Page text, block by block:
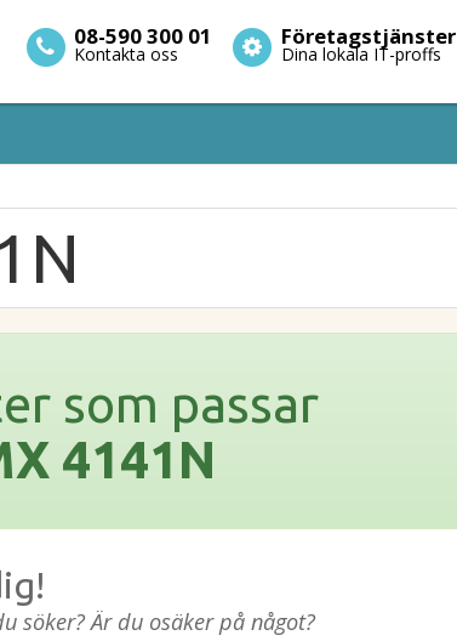
08-590 300 01
Kontakta oss
Företagstjänster
Dina lokala IT-proffs
som passar
4141N
söker? Är du osäker på något?